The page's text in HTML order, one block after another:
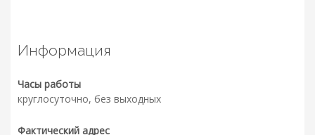
Информация
Часы работы
круглосуточно, без выходных
Фактический адрес